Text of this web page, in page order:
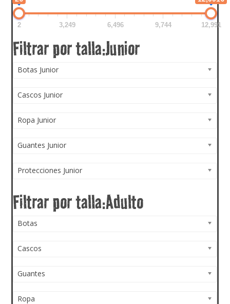
2 3,249 6,496 9,744 12,991
Botas Junior
Cascos Junior
Ropa Junior
Guantes Junior
Protecciones Junior
Botas
Cascos
Guantes
Ropa